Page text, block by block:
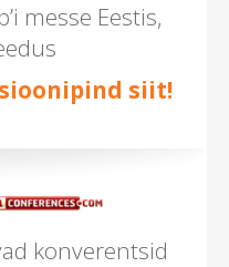
messe Eestis,
siit!
konverentsid